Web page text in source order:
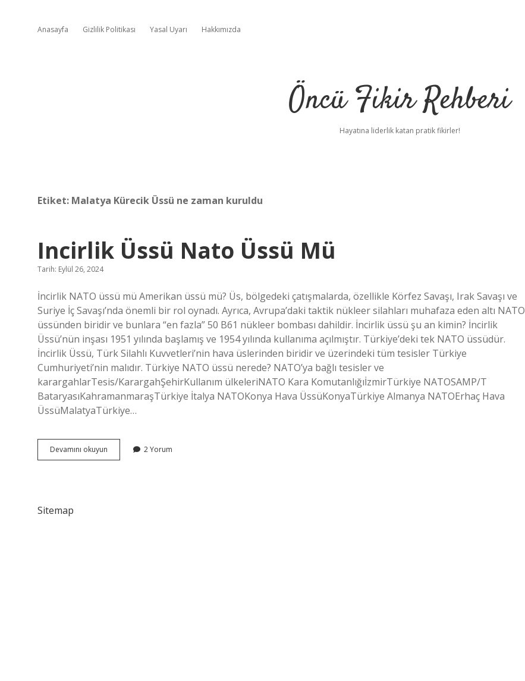
Anasayfa Gizlilik Politikası Yasal Uyarı Hakkımızda
Öncü Fikir Rehberi
Hayatına liderlik katan pratik fikirler!
Etiket: Malatya Kürecik Üssü ne zaman kuruldu
Incirlik Üssü Nato Üssü Mü
Tarih: Eylül 26, 2024
İncirlik NATO üssü mü Amerikan üssü mü? Üs, bölgedeki çatışmalarda, özellikle Körfez Savaşı, Irak Savaşı ve
Suriye İç Savaşı’nda önemli bir rol oynadı. Ayrıca, Avrupa’daki taktik nükleer silahları muhafaza eden altı NATO
üssünden biridir ve bunlara “en fazla” 50 B61 nükleer bombası dahildir. İncirlik üssü şu an kimin? İncirlik
Üssü’nün inşası 1951 yılında başlamış ve 1954 yılında kullanıma açılmıştır. Türkiye’deki tek NATO üssüdür.
İncirlik Üssü, Türk Silahlı Kuvvetleri’nin hava üslerinden biridir ve üzerindeki tüm tesisler Türkiye
Cumhuriyeti’nin malıdır. Türkiye NATO üssü nerede? NATO’ya bağlı tesisler ve
karargahlarTesis/KarargahŞehirKullanım ülkeleriNATO Kara KomutanlığıİzmirTürkiye NATOSAMP/T
BataryasıKahramanmaraşTürkiye İtalya NATOKonya Hava ÜssüKonyaTürkiye Almanya NATOErhaç Hava
ÜssüMalatyaTürkiye…
Devamını okuyun
Üssü
2 Yorum
Sitemap